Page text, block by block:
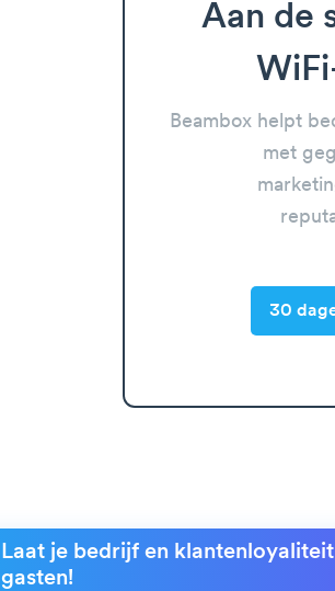
Aan de
Beambox helpt
met
30
Laat je bedrijf en
gasten!